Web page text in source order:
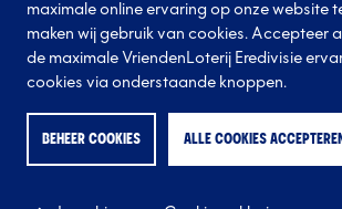
Volg onze clubs
maximale online ervaring op onze website
maken wij gebruik van cookies. Accepteer
de maximale VriendenLoterij Eredivisie
cookies via onderstaande knoppen.
BEHEER COOKIES ALLE COOKIES ACCEPTEREN